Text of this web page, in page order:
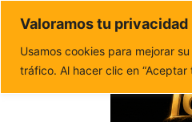
Valoramos tu privacidad
Usamos cookies para mejorar
tráfico. Al hacer clic en
Política de